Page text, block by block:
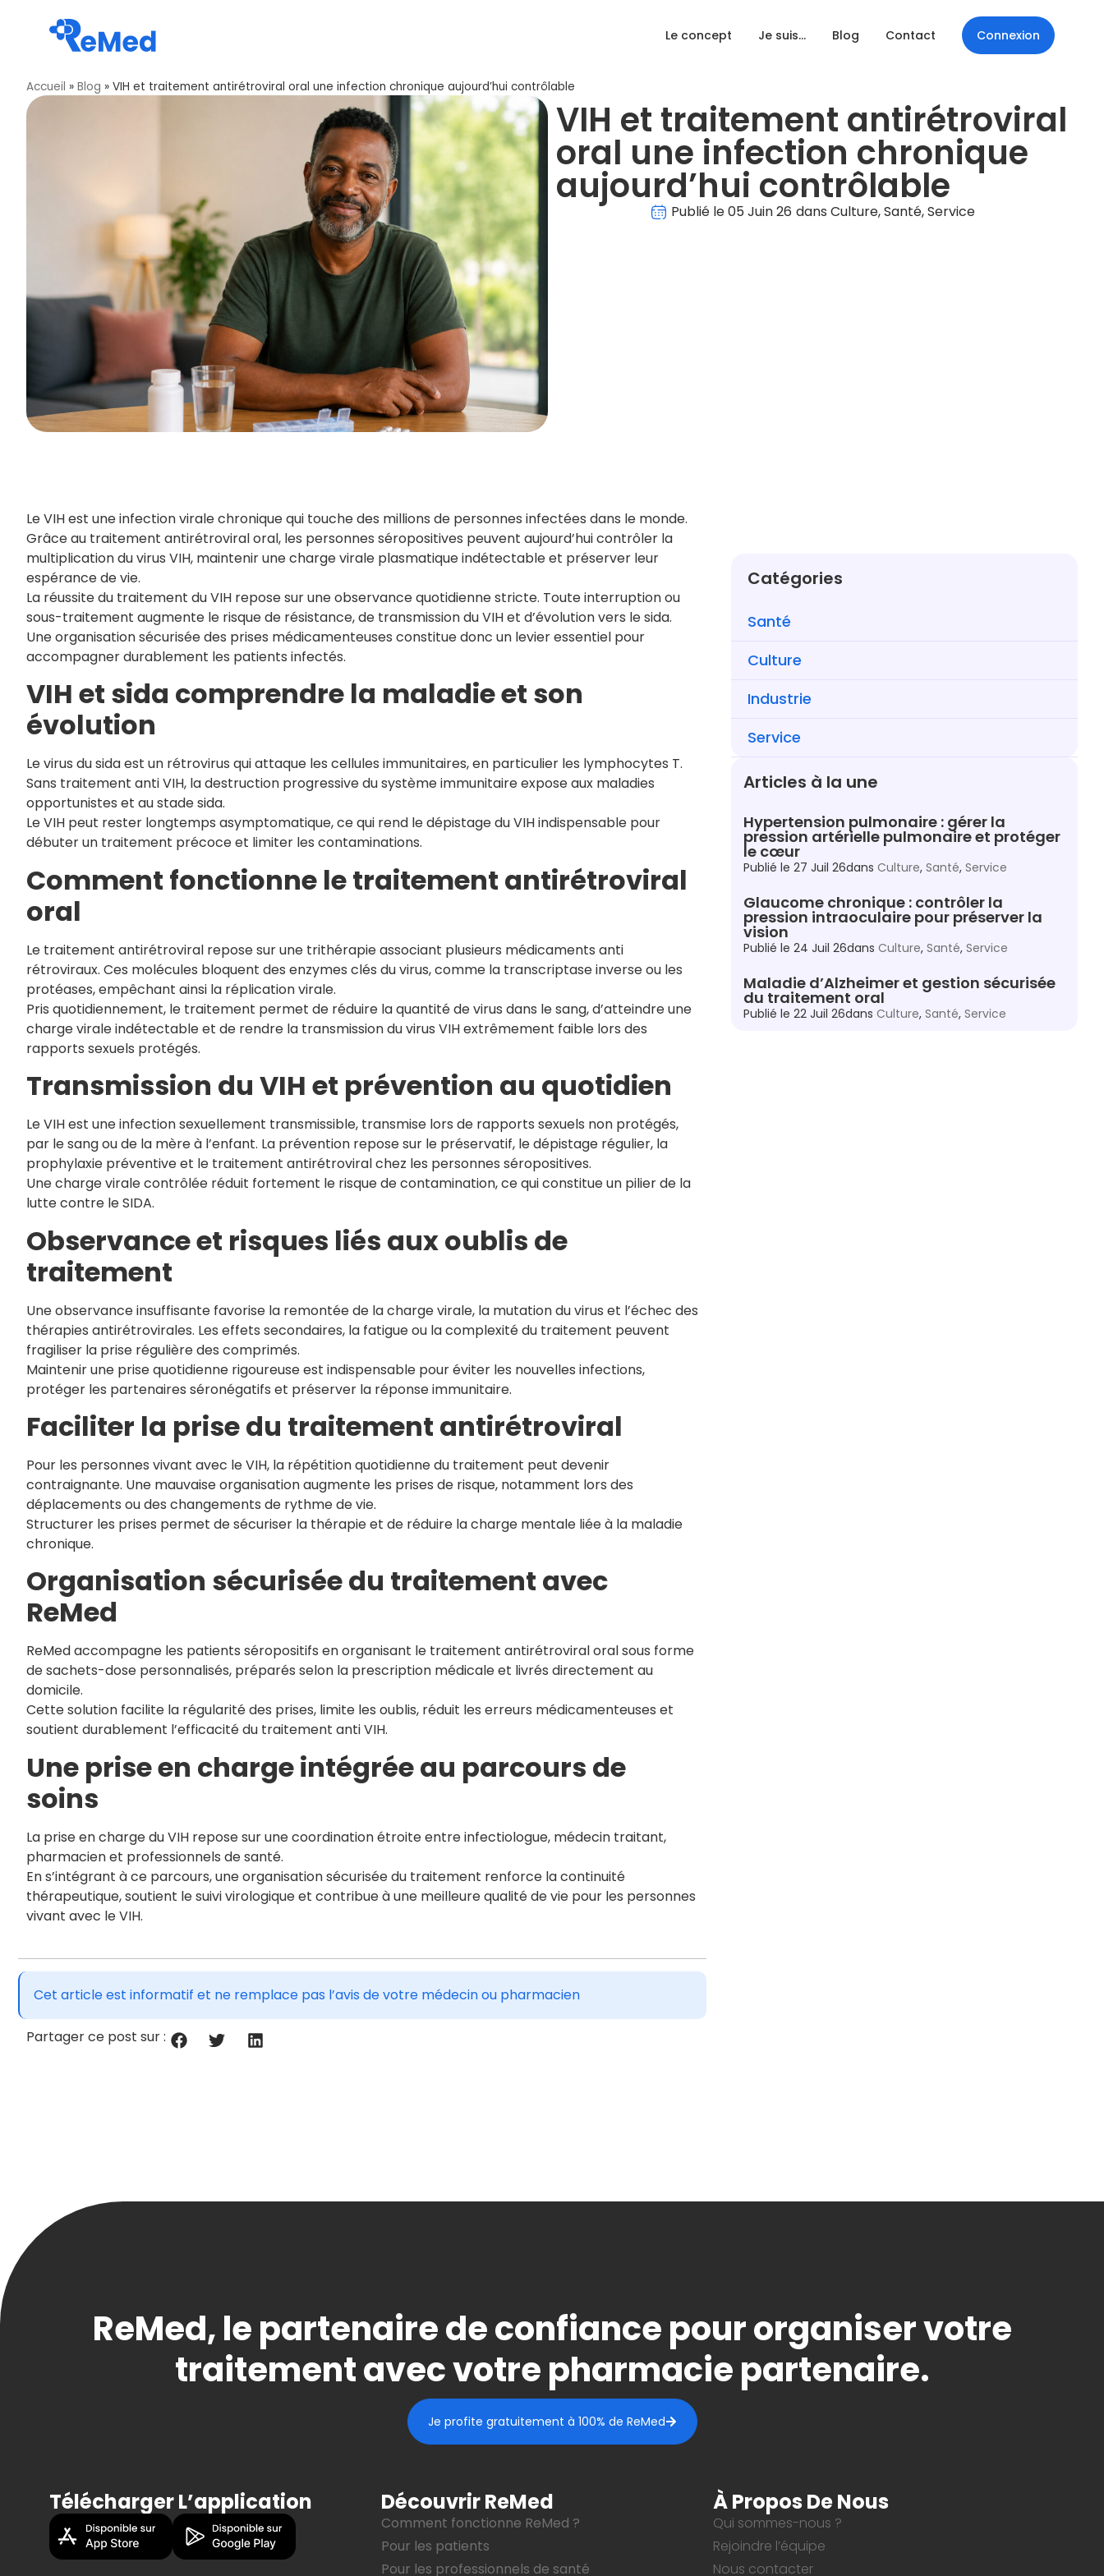
Le concept Je suis… Blog Contact Connexion
Accueil » Blog » VIH et traitement antirétroviral oral une infection chronique aujourd’hui contrôlable
VIH et traitement antirétroviral
oral une infection chronique
aujourd’hui contrôlable
Publié le05 Juin 26 dans Culture,Santé,Service
Le VIH est une infection virale chronique qui touche des millions de personnes infectées dans le monde.
Grâce au traitement antirétroviral oral, les personnes séropositives peuvent aujourd’hui contrôler la
multiplication du virus VIH, maintenir une charge virale plasmatique indétectable et préserver leur
espérance de vie.
La réussite du traitement du VIH repose sur une observance quotidienne stricte. Toute interruption ou
sous-traitement augmente le risque de résistance, de transmission du VIH et d’évolution vers le sida.
Une organisation sécurisée des prises médicamenteuses constitue donc un levier essentiel pour
accompagner durablement les patients infectés.
VIH et sida comprendre la maladie et son
évolution
Le virus du sida est un rétrovirus qui attaque les cellules immunitaires, en particulier les lymphocytes T.
Sans traitement anti VIH, la destruction progressive du système immunitaire expose aux maladies
opportunistes et au stade sida.
Le VIH peut rester longtemps asymptomatique, ce qui rend le dépistage du VIH indispensable pour
débuter un traitement précoce et limiter les contaminations.
Comment fonctionne le traitement antirétroviral
oral
Le traitement antirétroviral repose sur une trithérapie associant plusieurs médicaments anti
rétroviraux. Ces molécules bloquent des enzymes clés du virus, comme la transcriptase inverse ou les
protéases, empêchant ainsi la réplication virale.
Pris quotidiennement, le traitement permet de réduire la quantité de virus dans le sang, d’atteindre une
charge virale indétectable et de rendre la transmission du virus VIH extrêmement faible lors des
rapports sexuels protégés.
Transmission du VIH et prévention au quotidien
Le VIH est une infection sexuellement transmissible, transmise lors de rapports sexuels non protégés,
par le sang ou de la mère à l’enfant. La prévention repose sur le préservatif, le dépistage régulier, la
prophylaxie préventive et le traitement antirétroviral chez les personnes séropositives.
Une charge virale contrôlée réduit fortement le risque de contamination, ce qui constitue un pilier de la
lutte contre le SIDA.
Observance et risques liés aux oublis de
traitement
Une observance insuffisante favorise la remontée de la charge virale, la mutation du virus et l’échec des
thérapies antirétrovirales. Les effets secondaires, la fatigue ou la complexité du traitement peuvent
fragiliser la prise régulière des comprimés.
Maintenir une prise quotidienne rigoureuse est indispensable pour éviter les nouvelles infections,
protéger les partenaires séronégatifs et préserver la réponse immunitaire.
Faciliter la prise du traitement antirétroviral
Pour les personnes vivant avec le VIH, la répétition quotidienne du traitement peut devenir
contraignante. Une mauvaise organisation augmente les prises de risque, notamment lors des
déplacements ou des changements de rythme de vie.
Structurer les prises permet de sécuriser la thérapie et de réduire la charge mentale liée à la maladie
chronique.
Organisation sécurisée du traitement avec
ReMed
ReMed accompagne les patients séropositifs en organisant le traitement antirétroviral oral sous forme
de sachets-dose personnalisés, préparés selon la prescription médicale et livrés directement au
domicile.
Cette solution facilite la régularité des prises, limite les oublis, réduit les erreurs médicamenteuses et
soutient durablement l’efficacité du traitement anti VIH.
Une prise en charge intégrée au parcours de
soins
La prise en charge du VIH repose sur une coordination étroite entre infectiologue, médecin traitant,
pharmacien et professionnels de santé.
En s’intégrant à ce parcours, une organisation sécurisée du traitement renforce la continuité
thérapeutique, soutient le suivi virologique et contribue à une meilleure qualité de vie pour les personnes
vivant avec le VIH.
Cet article est informatif et ne remplace pas l’avis de votre médecin ou pharmacien
Partager ce post sur :
Catégories
Santé
Culture
Industrie
Service
Articles à la une
Hypertension pulmonaire : gérer la
pression artérielle pulmonaire et protéger
le cœur
Publié le 27 Juil 26dans Culture, Santé, Service
Glaucome chronique : contrôler la
pression intraoculaire pour préserver la
vision
Publié le 24 Juil 26dans Culture, Santé, Service
Maladie d’Alzheimer et gestion sécurisée
du traitement oral
Publié le 22 Juil 26dans Culture, Santé, Service
ReMed, le partenaire de confiance pour organiser votre
traitement avec votre pharmacie partenaire.
Je profite gratuitement à 100% de ReMed
Télécharger L’application Découvrir ReMed
Comment fonctionne ReMed ?
Pour les patients
Pour les professionnels de santé
À Propos De Nous
Qui sommes-nous ?
Rejoindre l’équipe
Nous contacter